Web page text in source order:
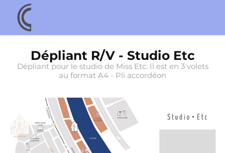
Dépliant R/V - Studio Etc
Dépliant pour le studio de Miss Etc. Il est en 3 volets
au format A4 - Pli accordéon